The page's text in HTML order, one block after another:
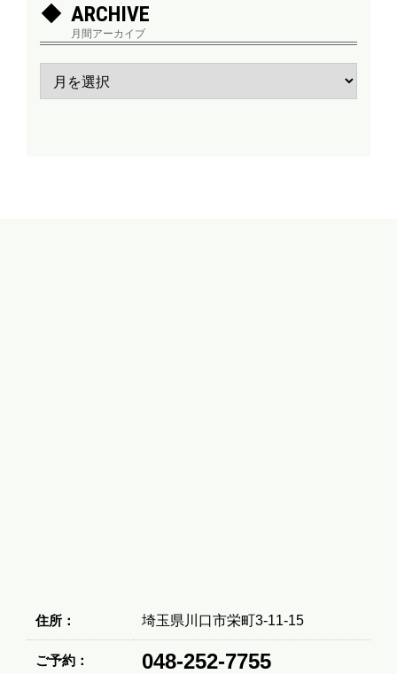
ARCHIVE
月間アーカイブ
住所： 埼玉県川口市栄町3-11-15
ご予約： 048-252-7755